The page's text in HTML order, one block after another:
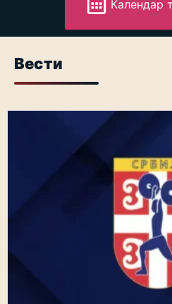
Календар
Вести